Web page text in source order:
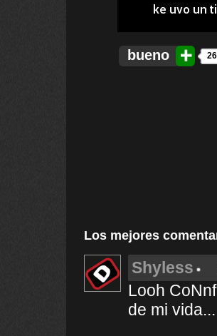
bueno
Los mejores
Shyless
Looh
de mi vida...